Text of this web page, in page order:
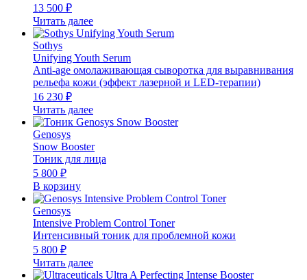
13 500 ₽
Читать далее
Sothys
Unifying Youth Serum
Anti-age омолаживающая сыворотка для выравнивания
рельефа кожи (эффект лазерной и LED-терапии)
16 230 ₽
Читать далее
Genosys
Snow Booster
Тоник для лица
5 800 ₽
В корзину
Genosys
Intensive Problem Control Toner
Интенсивный тоник для проблемной кожи
5 800 ₽
Читать далее